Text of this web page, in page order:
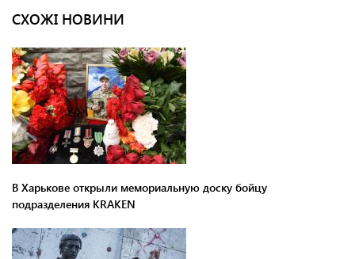
СХОЖІ НОВИНИ
В Харькове открыли мемориальную доску бойцу
подразделения KRAKEN